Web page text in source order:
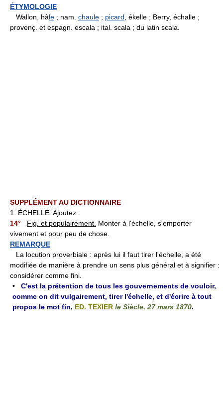
ÉTYMOLOGIE
Wallon, hâle ; nam. chaule ; picard , ékelle ; Berry, échalle ;
provenç. et espagn. escala ; ital. scala ; du latin scala.
SUPPLÉMENT AU DICTIONNAIRE
1. ÉCHELLE. Ajoutez :
14°
Fig. et populairement. Monter à l'échelle, s'emporter
vivement et pour peu de chose.
REMARQUE
La locution proverbiale : après lui il faut tirer l'échelle, a été
modifiée de manière à prendre un sens plus général et à signifier :
considérer comme fini.
• C'est la prétention de tous les gouvernements de vouloir,
comme on dit vulgairement, tirer l'échelle, et d'écrire à tout
propos le mot fin, ED. TEXIER le Siècle, 27 mars 1870.